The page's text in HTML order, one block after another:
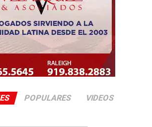
POPULARES VIDEOS